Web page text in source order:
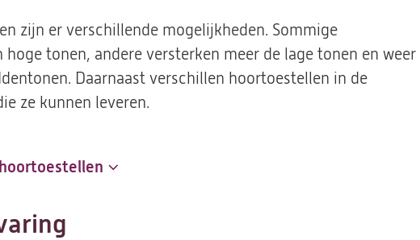
zijn er verschillende mogelijkheden. Sommige
tonen, andere versterken meer de lage tonen en weer
Daarnaast verschillen hoortoestellen in de
ze kunnen leveren.